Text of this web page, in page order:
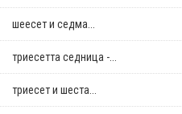
шеесет и седма...
триесетта седница -...
триесет и шеста...